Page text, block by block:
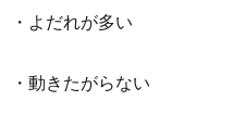
・よだれが多い
・動きたがらない